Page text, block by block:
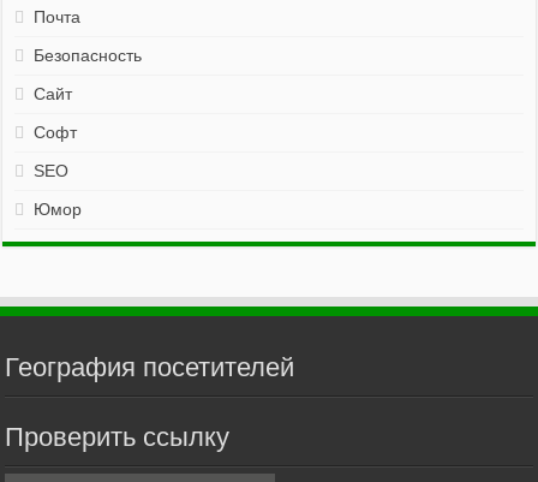
Почта
Безопасность
Сайт
Софт
SEO
Юмор
География посетителей
Проверить ссылку